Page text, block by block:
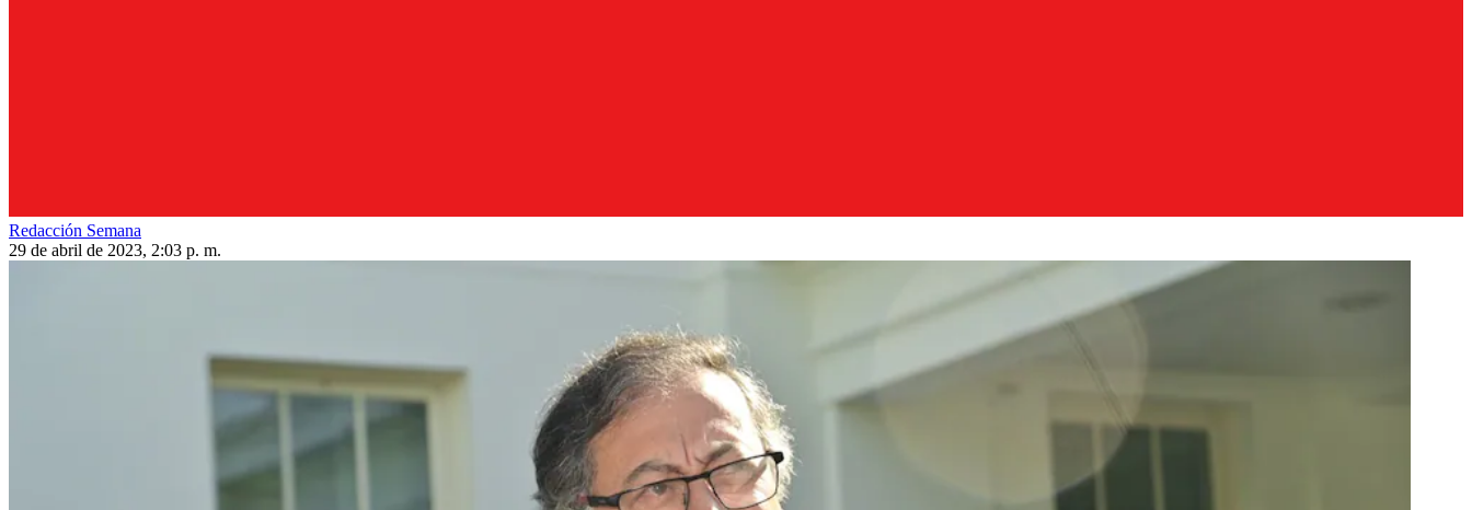
Redacción Semana
29 de abril de 2023, 2:03 p. m.